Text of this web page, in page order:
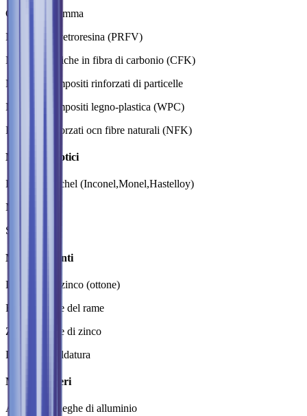
Caucciù e gomma
Materiali in vetroresina (PRFV)
Materie plastiche in fibra di carbonio (CFK)
Materiali compositi rinforzati di particelle
Materiali compositi legno-plastica (WPC)
Polimeri rinforzati ocn fibre naturali (NFK)
Materiali esotici
Leghe del nichel (Inconel,Monel,Hastelloy)
Metalli duri
Silicio
Metalli pesanti
Leghe rame-zinco (ottone)
Rame e leghe del rame
Zinco e leghe di zinco
Leghe per saldatura
Metalli leggeri
Alluminio e leghe di alluminio